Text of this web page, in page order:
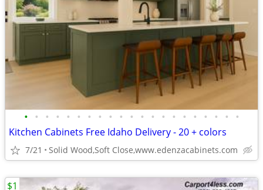
• • • • • • • • • • • • • • • • • • • • •
Kitchen Cabinets Free Idaho Delivery - 20 + colors
7/21 Solid Wood,Soft Close,www.edenzacabinets.com
$1